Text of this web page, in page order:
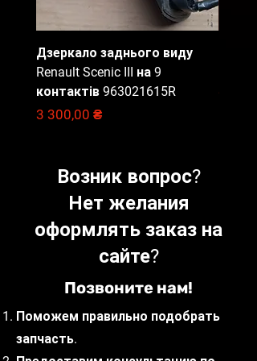
вартості доставки замовлення
Відправлення запчастин
щодня до 16:00.
службою доставки (САТ,
НоваПошта, Delivery, Meest).
приводу вибору запчастин, що
відповідають вашим потребам
та бюджету.
Дзеркало заднього виду
Renault Scenic III на 9
контактів 963021615R
Цена
3 300,00 ₴
Цена
2
Возник вопрос?
Нет желания
оформлять заказ на
сайте?
Позвоните нам!
Поможем правильно подобрать
запчасть.